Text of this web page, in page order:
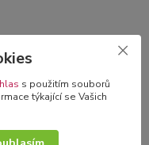
s použitím souborů
týkající se Vašich